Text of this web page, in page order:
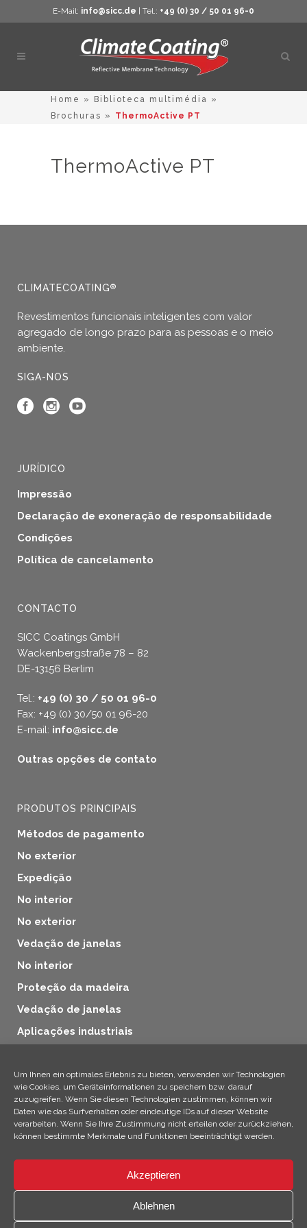
Um Ihnen ein optimales Erlebnis zu bieten, verwenden wir Technologien
wie Cookies, um Geräteinformationen zu speichern bzw. darauf
zuzugreifen. Wenn Sie diesen Technologien zustimmen, können wir
Daten wie das Surfverhalten oder eindeutige IDs auf dieser Website
verarbeiten. Wenn Sie Ihre Zustimmung nicht erteilen oder zurückziehen,
können bestimmte Merkmale und Funktionen beeinträchtigt werden.
Akzeptieren
Ablehnen
E-Mail: info@sicc.de | Tel.: +49 (0) 30 / 50 01 96-0
Abrir
Home » Biblioteca multimédia »
Brochuras » ThermoActive PT
ThermoActive PT
CLIMATECOATING®
Revestimentos funcionais inteligentes com valor
agregado de longo prazo para as pessoas e o meio
ambiente.
SIGA-NOS
JURÍDICO
Impressão
Declaração de exoneração de responsabilidade
Condições
Política de cancelamento
CONTACTO
SICC Coatings GmbH
Wackenbergstraße 78 – 82
DE-13156 Berlim
Tel.: +49 (0) 30 / 50 01 96-0
Fax: +49 (0) 30/50 01 96-20
E-mail: info@sicc.de
Outras opções de contato
PRODUTOS PRINCIPAIS
Métodos de pagamento
No exterior
Expedição
No interior
No exterior
Vedação de janelas
No interior
Proteção da madeira
Vedação de janelas
Aplicações industriais
Produtos adicionais
Aplicações industriais
Produtos adicionais
© 2026 SICC Coatings GmbH
Olá ! Eu sou Climo !